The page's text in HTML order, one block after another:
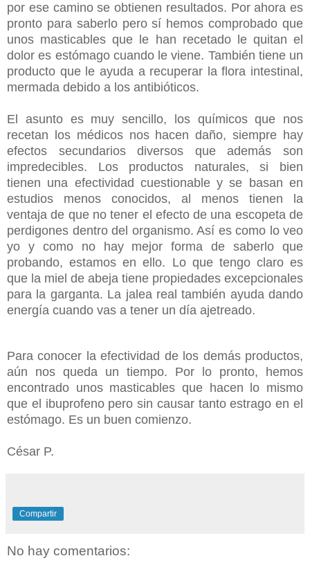
por ese camino se obtienen resultados. Por ahora es
pronto para saberlo pero sí hemos comprobado que
unos masticables que le han recetado le quitan el
dolor es estómago cuando le viene. También tiene un
producto que le ayuda a recuperar la flora intestinal,
mermada debido a los antibióticos.
El asunto es muy sencillo, los químicos que nos
recetan los médicos nos hacen daño, siempre hay
efectos secundarios diversos que además son
impredecibles. Los productos naturales, si bien
tienen una efectividad cuestionable y se basan en
estudios menos conocidos, al menos tienen la
ventaja de que no tener el efecto de una escopeta de
perdigones dentro del organismo. Así es como lo veo
yo y como no hay mejor forma de saberlo que
probando, estamos en ello. Lo que tengo claro es
que la miel de abeja tiene propiedades excepcionales
para la garganta. La jalea real también ayuda dando
energía cuando vas a tener un día ajetreado.
Para conocer la efectividad de los demás productos,
aún nos queda un tiempo. Por lo pronto, hemos
encontrado unos masticables que hacen lo mismo
que el ibuprofeno pero sin causar tanto estrago en el
estómago. Es un buen comienzo.
César P.
Compartir
No hay comentarios: